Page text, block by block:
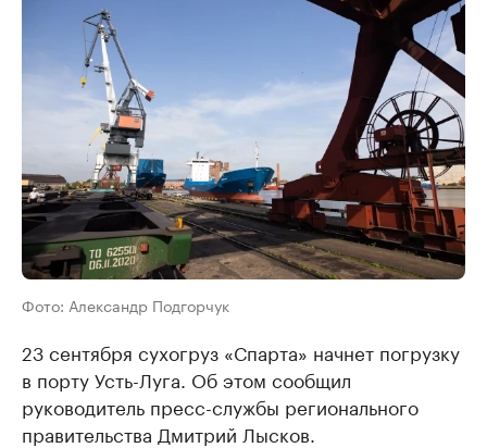
Фото: Александр Подгорчук
23 сентября сухогруз «Спарта» начнет погрузку
в порту Усть-Луга. Об этом сообщил
руководитель пресс-службы регионального
правительства Дмитрий Лысков.